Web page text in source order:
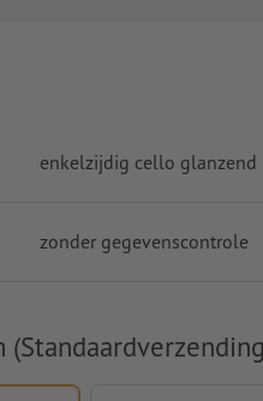
enkelzijdig cello glanzend
zonder gegevenscontrole